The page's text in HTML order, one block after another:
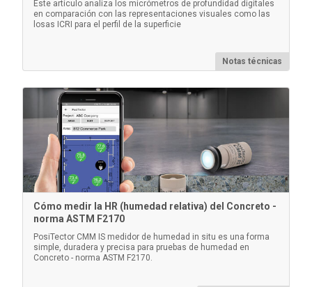
granallada (paquete de 10)
Información
Normas de grosor certificadas
Este artículo analiza los micrómetros de profundidad digitales
en comparación con las representaciones visuales como las
losas ICRI para el perfil de la superficie
Notas técnicas
Cómo medir la HR (humedad relativa) del Concreto -
norma ASTM F2170
PosiTector CMM IS medidor de humedad in situ es una forma
simple, duradera y precisa para pruebas de humedad en
Concreto - norma ASTM F2170.